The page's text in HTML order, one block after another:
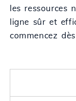
les ressources
ligne sûr et
commencez